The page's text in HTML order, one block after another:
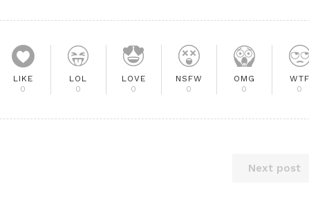
LIKE
0
LOL
0
LOVE
0
NSFW
0
OMG
0
WTF
0
Next post